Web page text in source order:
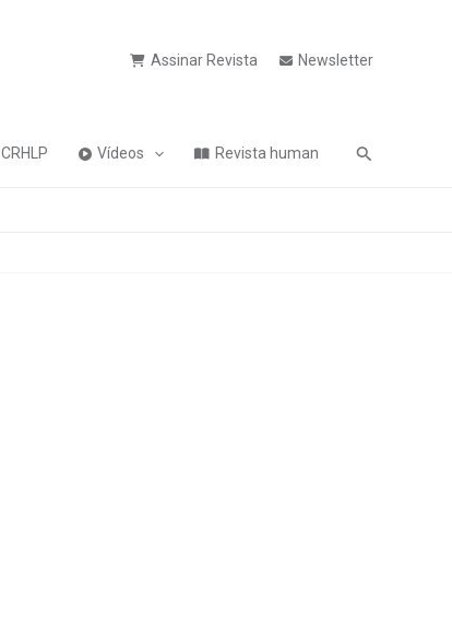
Assinar Revista Newsletter
CRHLP Vídeos Revista human Pesquisa